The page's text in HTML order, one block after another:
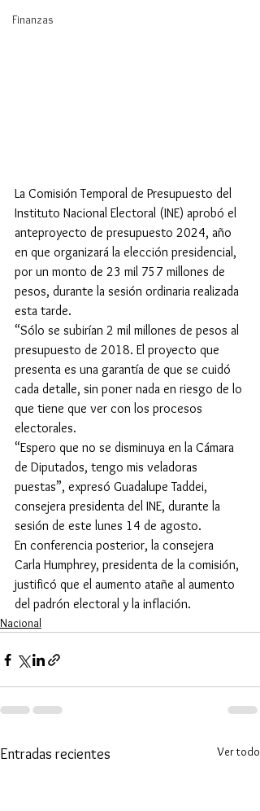
Finanzas
La Comisión Temporal de Presupuesto del
Instituto Nacional Electoral (INE) aprobó el
anteproyecto de presupuesto 2024, año
en que organizará la elección presidencial,
por un monto de 23 mil 757 millones de
pesos, durante la sesión ordinaria realizada
esta tarde.
“Sólo se subirían 2 mil millones de pesos al
presupuesto de 2018. El proyecto que
presenta es una garantía de que se cuidó
cada detalle, sin poner nada en riesgo de lo
que tiene que ver con los procesos
electorales.
“Espero que no se disminuya en la Cámara
de Diputados, tengo mis veladoras
puestas”, expresó Guadalupe Taddei,
consejera presidenta del INE, durante la
sesión de este lunes 14 de agosto.
En conferencia posterior, la consejera
Carla Humphrey, presidenta de la comisión,
justificó que el aumento atañe al aumento
del padrón electoral y la inflación.
Nacional
Entradas recientes Ver todo